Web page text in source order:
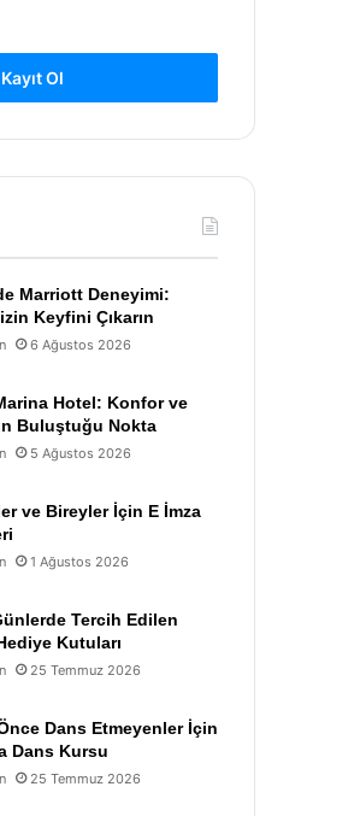
Kayıt Ol
Marriott Deneyimi:
Keyfini Çıkarın
6 Ağustos 2026
Hotel: Konfor ve
Buluştuğu Nokta
5 Ağustos 2026
ve Bireyler İçin E İmza
1 Ağustos 2026
Tercih Edilen
Kutuları
25 Temmuz 2026
Dans Etmeyenler İçin
Dans Kursu
25 Temmuz 2026